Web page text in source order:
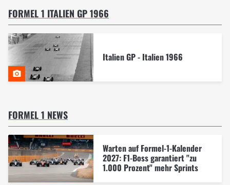
FORMEL 1 ITALIEN GP 1966
Italien GP - Italien 1966
FORMEL 1 NEWS
Warten auf Formel-1-Kalender
2027: F1-Boss garantiert "zu
1.000 Prozent" mehr Sprints